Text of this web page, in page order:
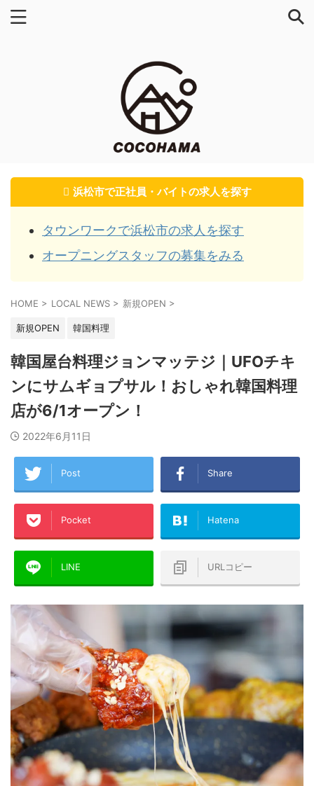
浜松市で正社員・バイトの求人を探す
タウンワークで浜松市の求人を探す
オープニングスタッフの募集をみる
HOME > LOCAL NEWS > 新規OPEN >
新規OPEN 韓国料理
韓国屋台料理ジョンマッテジ｜UFOチキ
ンにサムギョプサル！おしゃれ韓国料理
店が6/1オープン！
2022年6月11日
Post Share
Pocket Hatena
LINE URLコピー